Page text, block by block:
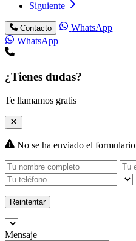
Siguiente
Contacto
WhatsApp
WhatsApp
¿Tienes dudas?
Te llamamos gratis
No se ha enviado el formulario
Reintentar
Mensaje